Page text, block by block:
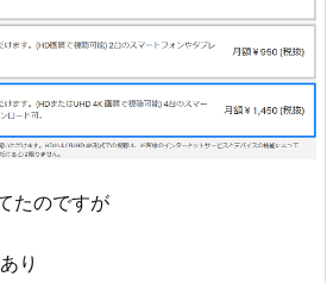
たのですが
り